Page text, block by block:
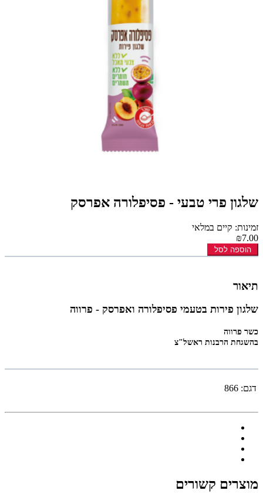
שלגון פרי טבעי - פסיפלורה אפרסק
זמינות: קיים במלאי
₪7.00
הוספה לסל
תיאור
שלגון פירות בטעמי פסיפלורה ואפרסק - פרווה
כשר פרווה
בהשגחת הרבנות ראשל"צ
דגם: 866
מוצרים קשורים